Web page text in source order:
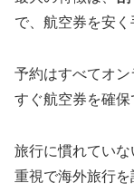
で、航空券を安く
予約はすべてオ
すぐ航空券を確保
旅行に慣れてい
重視で海外旅行